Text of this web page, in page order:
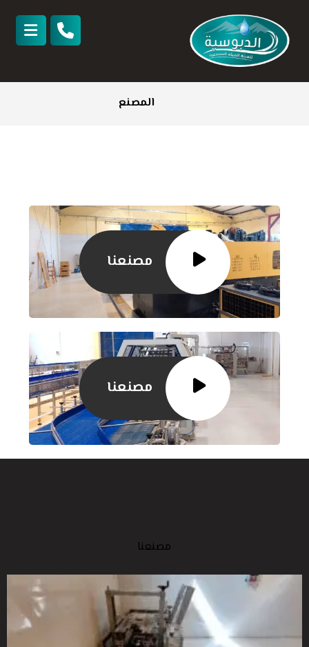
المصنع
مصنعنا
مصنعنا
مصنعنا